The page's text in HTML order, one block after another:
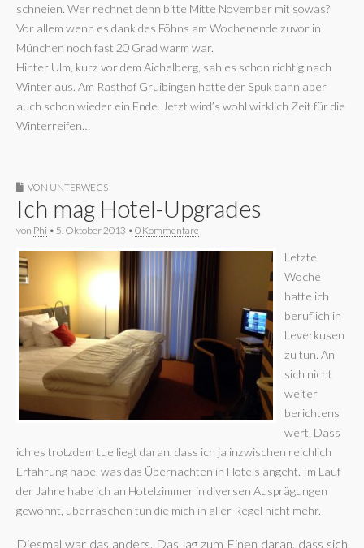
schneien. Wer rechnet denn bitte Mitte November mit sowas?
Vor allem wenn es dank des Föhns am Wochenende zuvor in
München noch fast 20 Grad warm war.
Hinter Ulm, kurz vor dem Aichelberg, sah es schon richtig nach
Winter aus. Am Rasthof Gruibingen hatte der Spuk dann aber
auch schon wieder ein Ende. Jetzt wird’s wohl wirklich Zeit für die
Winterreifen…
VON UNTERWEGS
Ich mag Hotel-Upgrades
von Phi • 5. Oktober 2013 • 0 Kommentare
Letzte
Woche
hatte ich
beruflich in
Leverkusen
zu tun. An
sich nicht
weiter
berichtens
wert. Dass
ich es trotzdem tue liegt daran, dass ich ja inzwischen reichlich
Erfahrung habe, was das Übernachten in Hotels angeht. Im Lauf
der Jahre habe ich an Hotelzimmer in diversen Ausprägungen
gewöhnt, überraschen tun die mich in aller Regel nicht mehr.
Diesmal war das anders. Das lag zum Einen daran, dass sich